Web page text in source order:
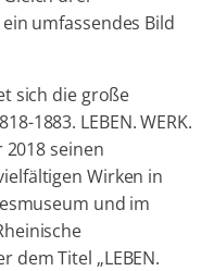
umfassendes Bild
sich die große
1883. LEBEN. WERK.
2018 seinen
Wirken in
und im
Titel „LEBEN.